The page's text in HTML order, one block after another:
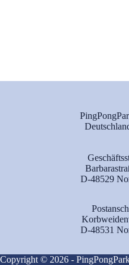
D-48529
D-48531
Copyright © 2026 -